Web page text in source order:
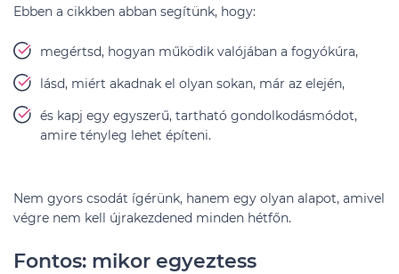
Ebben a cikkben abban segítünk, hogy:
megértsd, hogyan működik valójában a fogyókúra,
lásd, miért akadnak el olyan sokan, már az elején,
és kapj egy egyszerű, tartható gondolkodásmódot,
amire tényleg lehet építeni.
Nem gyors csodát ígérünk, hanem egy olyan alapot, amivel
végre nem kell újrakezdened minden hétfőn.
Fontos: mikor egyeztess